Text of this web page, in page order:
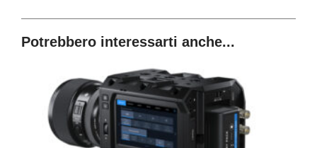
Potrebbero interessarti anche...